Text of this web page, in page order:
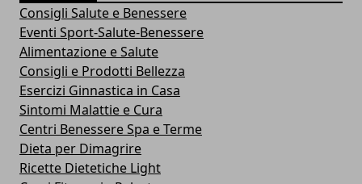
Consigli Salute e Benessere
Eventi Sport-Salute-Benessere
Alimentazione e Salute
Consigli e Prodotti Bellezza
Esercizi Ginnastica in Casa
Sintomi Malattie e Cura
Centri Benessere Spa e Terme
Dieta per Dimagrire
Ricette Dietetiche Light